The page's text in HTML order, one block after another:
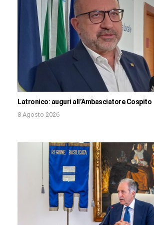
Latronico: auguri all’Ambasciatore Cospito
8 Agosto 2026